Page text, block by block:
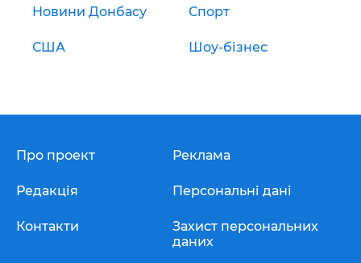
Новини Донбасу Спорт
США Шоу-бізнес
Про проект
Редакція
Контакти
Реклама
Персональні дані
Захист персональних
даних